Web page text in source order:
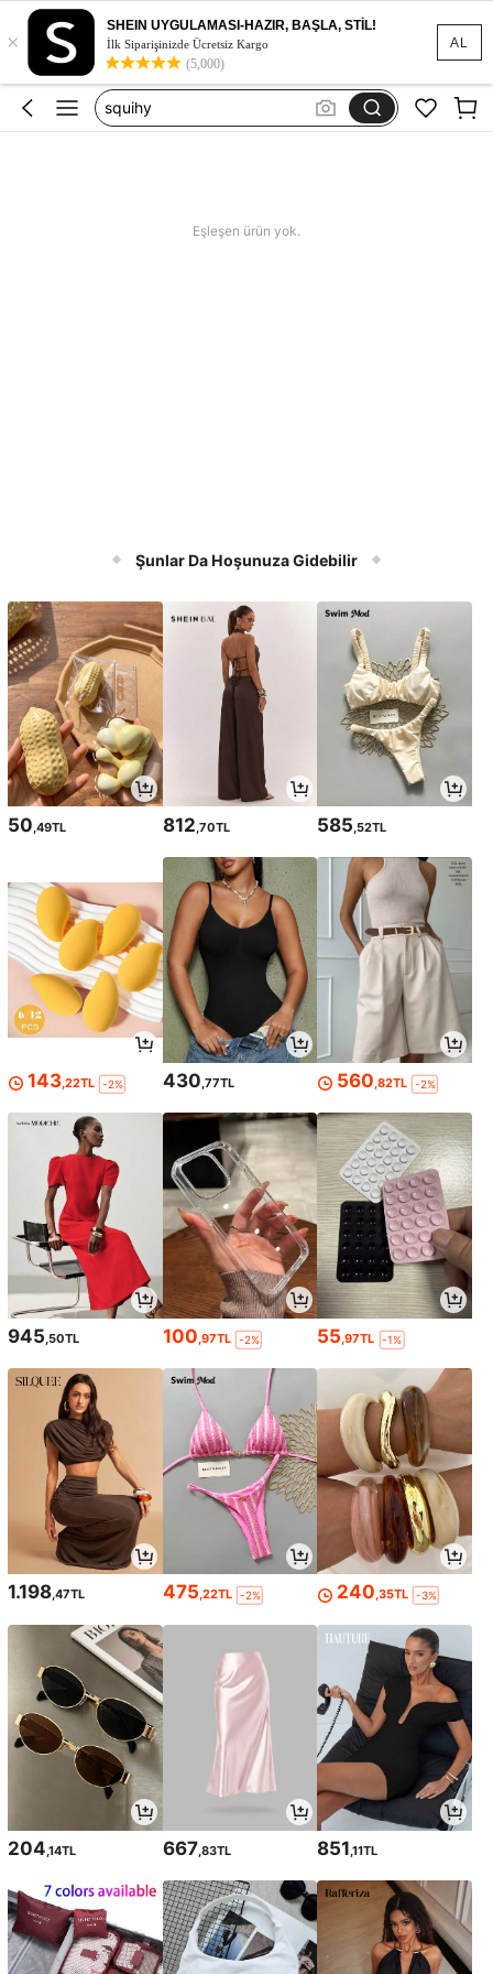
AL
×
SHEIN UYGULAMASI-HAZIR, BAŞLA, STİL!
İlk Siparişinizde Ücretsiz Kargo
(5,000)
abiye
elbise
squihy
Eşleşen ürün yok.
Şunlar Da Hoşunuza Gidebilir
50 ,49TL 812 ,70TL 585 ,52TL
143,22TL -2% 430,77TL 560,82TL -2%
945,50TL 100,97TL -2% 55,97TL -1%
1.198,47TL 475,22TL -2% 240,35TL -3%
204 ,14TL 667 ,83TL 851 ,11TL